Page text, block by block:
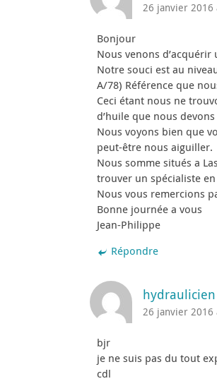
26 janvier 2016
Bonjour
Nous venons
Notre souci est au
A/78) Référence que
Ceci étant nous ne
d’huile que nous
Nous voyons bien que
peut-être nous aiguiller.
Nous somme situés a
trouver un spécialiste
Nous vous remercions
Bonne journée a vous
Jean-Philippe
Répondre
hydraulicien
26 janvier 2016
bjr
je ne suis pas du tout
cdl